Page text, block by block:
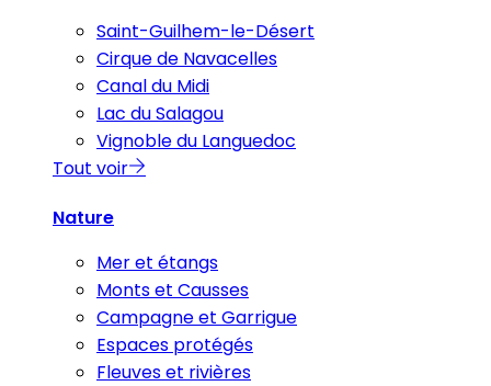
Saint-Guilhem-le-Désert
Cirque de Navacelles
Canal du Midi
Lac du Salagou
Vignoble du Languedoc
Tout voir
Nature
Mer et étangs
Monts et Causses
Campagne et Garrigue
Espaces protégés
Fleuves et rivières